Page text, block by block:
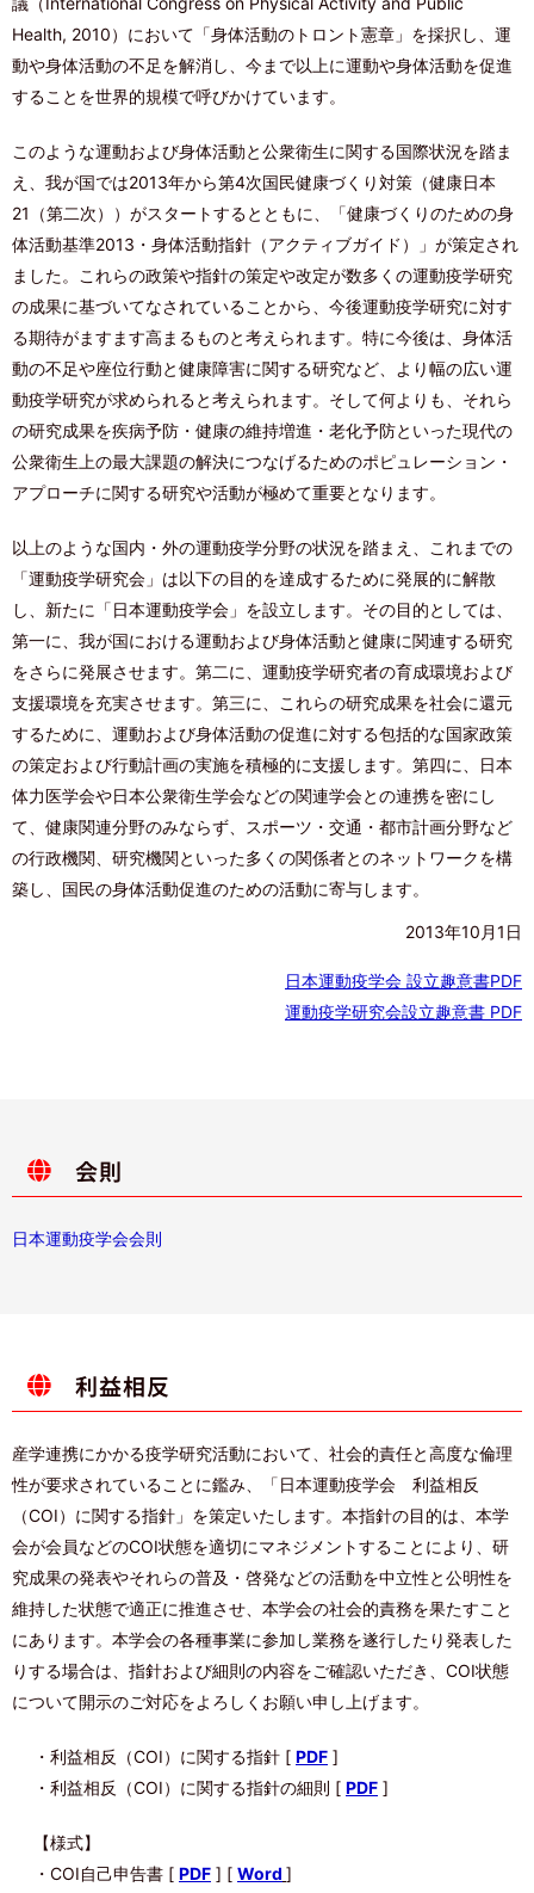
Health, 2010）において「身体活動のトロント憲章」を採択し、運
動や身体活動の不足を解消し、今まで以上に運動や身体活動を促進
することを世界的規模で呼びかけています。
このような運動および身体活動と公衆衛生に関する国際状況を踏ま
え、我が国では2013年から第4次国民健康づくり対策（健康日本
21（第二次））がスタートするとともに、「健康づくりのための身
体活動基準2013・身体活動指針（アクティブガイド）」が策定され
ました。これらの政策や指針の策定や改定が数多くの運動疫学研究
の成果に基づいてなされていることから、今後運動疫学研究に対す
る期待がますます高まるものと考えられます。特に今後は、身体活
動の不足や座位行動と健康障害に関する研究など、より幅の広い運
動疫学研究が求められると考えられます。そして何よりも、それら
の研究成果を疾病予防・健康の維持増進・老化予防といった現代の
公衆衛生上の最大課題の解決につなげるためのポピュレーション・
アプローチに関する研究や活動が極めて重要となります。
以上のような国内・外の運動疫学分野の状況を踏まえ、これまでの
「運動疫学研究会」は以下の目的を達成するために発展的に解散
し、新たに「日本運動疫学会」を設立します。その目的としては、
第一に、我が国における運動および身体活動と健康に関連する研究
をさらに発展させます。第二に、運動疫学研究者の育成環境および
支援環境を充実させます。第三に、これらの研究成果を社会に還元
するために、運動および身体活動の促進に対する包括的な国家政策
の策定および行動計画の実施を積極的に支援します。第四に、日本
体力医学会や日本公衆衛生学会などの関連学会との連携を密にし
て、健康関連分野のみならず、スポーツ・交通・都市計画分野など
の行政機関、研究機関といった多くの関係者とのネットワークを構
築し、国民の身体活動促進のための活動に寄与します。
2013年10月1日
日本運動疫学会 設立趣意書PDF
運動疫学研究会設立趣意書 PDF
会則
日本運動疫学会会則
利益相反
産学連携にかかる疫学研究活動において、社会的責任と高度な倫理
性が要求されていることに鑑み、「日本運動疫学会 利益相反
（COI）に関する指針」を策定いたします。本指針の目的は、本学
会が会員などのCOI状態を適切にマネジメントすることにより、研
究成果の発表やそれらの普及・啓発などの活動を中立性と公明性を
維持した状態で適正に推進させ、本学会の社会的責務を果たすこと
にあります。本学会の各種事業に参加し業務を遂行したり発表した
りする場合は、指針および細則の内容をご確認いただき、COI状態
について開示のご対応をよろしくお願い申し上げます。
・利益相反（COI）に関する指針 [ PDF ]
・利益相反（COI）に関する指針の細則 [ PDF ]
【様式】
・COI自己申告書 [ PDF ] [ Word ]